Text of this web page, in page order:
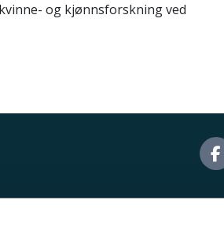
og kjønnsforskning ved